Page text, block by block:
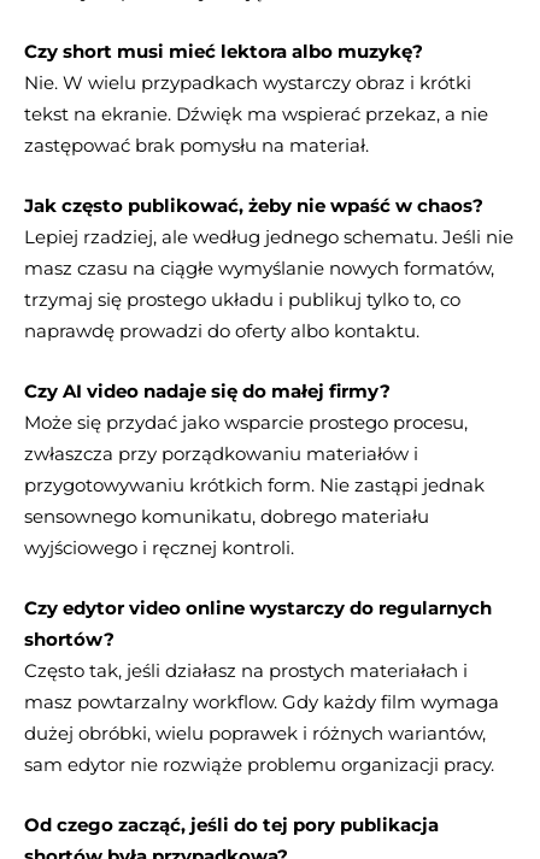
Czy short musi mieć lektora albo muzykę?
Nie. W wielu przypadkach wystarczy obraz i krótki
tekst na ekranie. Dźwięk ma wspierać przekaz, a nie
zastępować brak pomysłu na materiał.
Jak często publikować, żeby nie wpaść w chaos?
Lepiej rzadziej, ale według jednego schematu. Jeśli nie
masz czasu na ciągłe wymyślanie nowych formatów,
trzymaj się prostego układu i publikuj tylko to, co
naprawdę prowadzi do oferty albo kontaktu.
Czy AI video nadaje się do małej firmy?
Może się przydać jako wsparcie prostego procesu,
zwłaszcza przy porządkowaniu materiałów i
przygotowywaniu krótkich form. Nie zastąpi jednak
sensownego komunikatu, dobrego materiału
wyjściowego i ręcznej kontroli.
Czy edytor video online wystarczy do regularnych
shortów?
Często tak, jeśli działasz na prostych materiałach i
masz powtarzalny workflow. Gdy każdy film wymaga
dużej obróbki, wielu poprawek i różnych wariantów,
sam edytor nie rozwiąże problemu organizacji pracy.
Od czego zacząć, jeśli do tej pory publikacja